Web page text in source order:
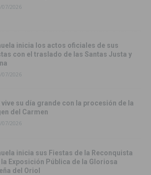
07/2026
inicia los actos oficiales de sus
con el traslado de las Santas Justa y
07/2026
vive su día grande con la procesión de la
del Carmen
07/2026
inicia sus Fiestas de la Reconquista
la Exposición Pública de la Gloriosa
del Oriol